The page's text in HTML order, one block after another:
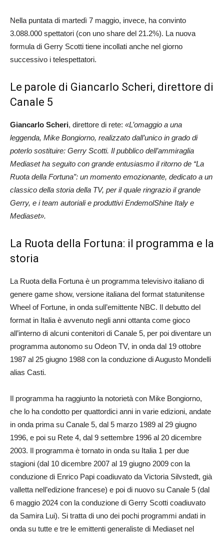
Nella puntata di martedì 7 maggio, invece, ha convinto
3.088.000 spettatori (con uno share del 21.2%). La nuova
formula di Gerry Scotti tiene incollati anche nel giorno
successivo i telespettatori.
Le parole di Giancarlo Scheri, direttore di
Canale 5
Giancarlo Scheri, direttore di rete: «L’omaggio a una
leggenda, Mike Bongiorno, realizzato dall’unico in grado di
poterlo sostituire: Gerry Scotti. Il pubblico dell’ammiraglia
Mediaset ha seguito con grande entusiasmo il ritorno de “La
Ruota della Fortuna”: un momento emozionante, dedicato a un
classico della storia della TV, per il quale ringrazio il grande
Gerry, e i team autoriali e produttivi EndemolShine Italy e
Mediaset».
La Ruota della Fortuna: il programma e la
storia
La Ruota della Fortuna è un programma televisivo italiano di
genere game show, versione italiana del format statunitense
Wheel of Fortune, in onda sull’emittente NBC. Il debutto del
format in Italia è avvenuto negli anni ottanta come gioco
all’interno di alcuni contenitori di Canale 5, per poi diventare un
programma autonomo su Odeon TV, in onda dal 19 ottobre
1987 al 25 giugno 1988 con la conduzione di Augusto Mondelli
alias Casti.
Il programma ha raggiunto la notorietà con Mike Bongiorno,
che lo ha condotto per quattordici anni in varie edizioni, andate
in onda prima su Canale 5, dal 5 marzo 1989 al 29 giugno
1996, e poi su Rete 4, dal 9 settembre 1996 al 20 dicembre
2003. Il programma è tornato in onda su Italia 1 per due
stagioni (dal 10 dicembre 2007 al 19 giugno 2009 con la
conduzione di Enrico Papi coadiuvato da Victoria Silvstedt, già
valletta nell’edizione francese) e poi di nuovo su Canale 5 (dal
6 maggio 2024 con la conduzione di Gerry Scotti coadiuvato
da Samira Lui). Si tratta di uno dei pochi programmi andati in
onda su tutte e tre le emittenti generaliste di Mediaset nel